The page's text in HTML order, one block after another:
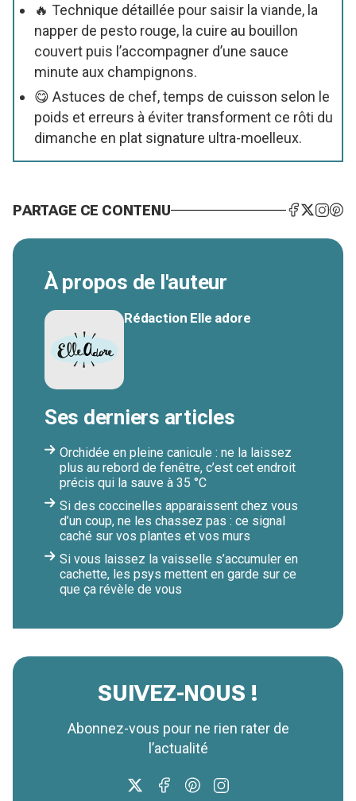
🔥 Technique détaillée pour saisir la viande, la
napper de pesto rouge, la cuire au bouillon
couvert puis l’accompagner d’une sauce
minute aux champignons.
😋 Astuces de chef, temps de cuisson selon le
poids et erreurs à éviter transforment ce rôti du
dimanche en plat signature ultra-moelleux.
PARTAGE CE CONTENU
À propos de l'auteur
Rédaction Elle adore
Ses derniers articles
Orchidée en pleine canicule : ne la laissez
plus au rebord de fenêtre, c’est cet endroit
précis qui la sauve à 35 °C
Si des coccinelles apparaissent chez vous
d’un coup, ne les chassez pas : ce signal
caché sur vos plantes et vos murs
Si vous laissez la vaisselle s’accumuler en
cachette, les psys mettent en garde sur ce
que ça révèle de vous
SUIVEZ-NOUS !
Abonnez-vous pour ne rien rater de
l’actualité